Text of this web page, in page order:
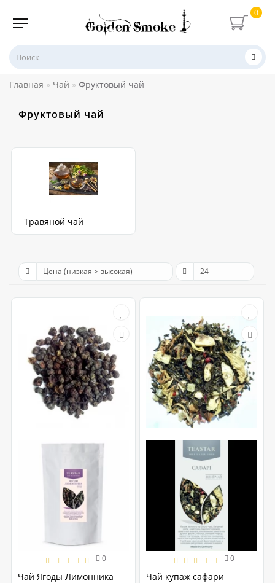
0
Главная Чай Фруктовый чай
Фруктовый чай
Травяной чай
0
Чай Ягоды Лимонника
0
Чай купаж сафари